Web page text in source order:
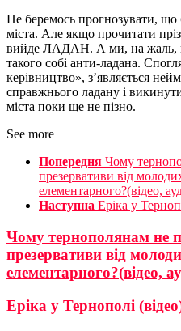
Не беремось прогнозувати, що
міста. Але якщо прочитати
вийде ЛАДАН. А ми, на жаль,
такого собі анти-ладана.
керівництво», з’являється
справжнього ладану і
міста поки ще не пізно.
See more
Попередня Чому
презервативи від
елементарного?(відео,
Наступна Еріка у
Чому тернополянам не
презервативи від
елементарного?(відео,
Еріка у Тернополі